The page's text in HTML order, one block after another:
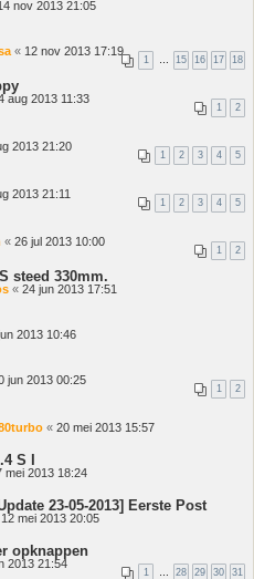
nov 2013 21:05
« 12 nov 2013 17:19
1 … 15 16 17 18
aug 2013 11:33
1 2
2013 21:20
1 2 3 4 5
2013 21:11
1 2 3 4 5
« 26 jul 2013 10:00
1 2
steed 330mm.
« 24 jun 2013 17:51
2013 10:46
jun 2013 00:25
1 2
« 20 mei 2013 15:57
S I
mei 2013 18:24
23-05-2013] Eerste Post
12 mei 2013 20:05
opknappen
2013 21:54
1 … 28 29 30 31